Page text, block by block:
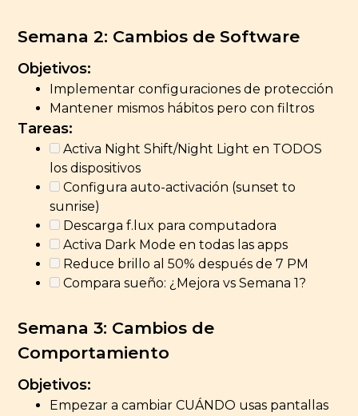
Semana 2: Cambios de Software
Objetivos:
Implementar configuraciones de protección
Mantener mismos hábitos pero con filtros
Tareas:
Activa Night Shift/Night Light en TODOS
los dispositivos
Configura auto-activación (sunset to
sunrise)
Descarga f.lux para computadora
Activa Dark Mode en todas las apps
Reduce brillo al 50% después de 7 PM
Compara sueño: ¿Mejora vs Semana 1?
Semana 3: Cambios de
Comportamiento
Objetivos:
Empezar a cambiar CUÁNDO usas pantallas